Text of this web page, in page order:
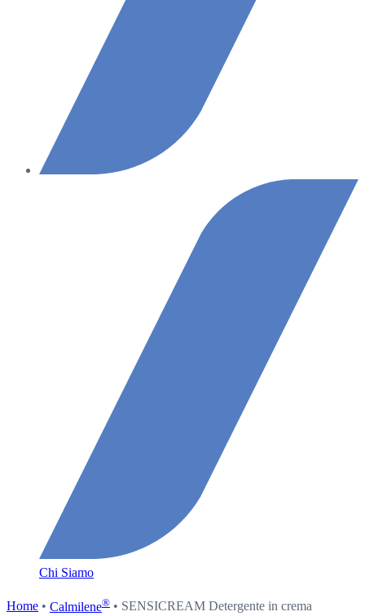
Chi Siamo
Home • Calmilene® • SENSICREAM Detergente in crema